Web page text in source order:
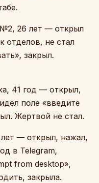
26 лет — открыл
отделов, не стал
закрыл.
41 год — открыл,
поле «введите
Жертвой не стал.
лет — открыл, нажал,
в Telegram,
from desktop»,
закрыла.